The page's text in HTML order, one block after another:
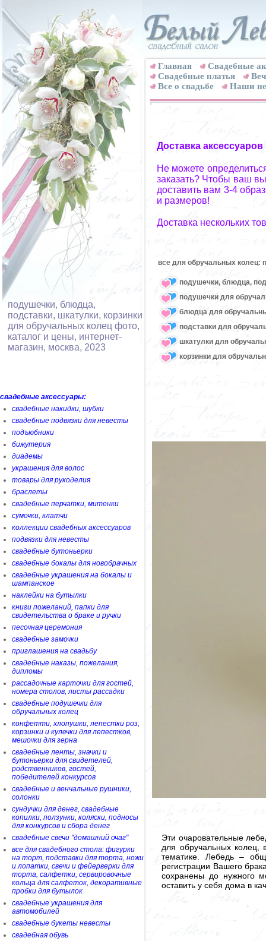
подушечки, блюдца,
подставки, шкатулки, корзинки
для обручальных колец фото,
каталог и цены, интернет-
магазин, москва, 2023
свадебные аксессуары:
свадебные накидки, шубки
свадебные подвязки для невесты
подъюбники
бижутерия
диадемы
украшения для волос
товары для рукоделия
браслеты
свадебные перчатки, митенки
сумочки, клатчи
коллекции свадебных аксессуаров
подвязки для невесты
свадебные бутоньерки
свадебные бокалы для новобрачных
свадебные украшения на бокалы и
шампанское
наклейки на бутылки
книги пожеланий, папки для
свидетельства о браке и ручки
песочная церемония
свадебные замочки
приглашения на свадьбу
свадебные наказы, пожелания,
дипломы
рассадочные карточки для гостей,
номера столов, листы рассадки
свадебные подушечки для
обручальных колец
конфетти, хлопушки, лепестки роз,
корзинки и кулечки для лепестков,
мешочки для зерна
свадебные ленты, значки и
бутоньерки для свидетелей,
родственников, гостей,
победителей конкурсов
свадебные и венчальные рушники,
солонки
сундучки для денег, свадебные
копилки, ползунки, коляски, подносы
для конкурсов и сбора денег
свадебные свечи "домашний очаг"
все для свадебного стола: фигурки
на торт, подставки для торта, ножи
и лопатки, свечи и фейерверки для
торта, салфетки, сервировочные
кольца для салфеток, декоративные
пробки для бутылок
свадебные украшения для
автомобилей
свадебные букеты невесты
свадебная обувь
Главная
Свадебные
Cвадебные платья
Все о свадьбе
Наши
Доставка
Не можете
заказать? Чтобы ваш
доставить вам 3-4
и размеров!
Доставка нескольких
все для обручальных колец:
подушечки, блюдца,
подушечки для
блюдца для
подставки для
шкатулки для
корзинки для
Эти очаровательные
для обручальных колец,
тематике. Лебедь –
регистрации Вашего
сохранены до нужного
оставить у себя дома в